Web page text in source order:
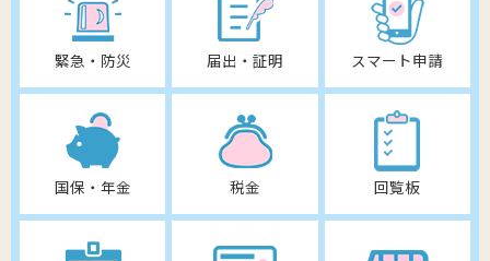
緊急・防災 届出・証明 スマート申請
国保・年金 税金 回覧板